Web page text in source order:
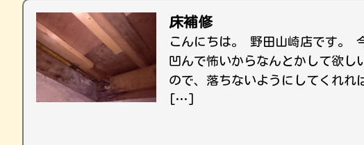
床補修
こんにちは。 野田山崎店です。
凹んで怖いからなんとかして欲
ので、落ちないようにしてくれれ
[…]